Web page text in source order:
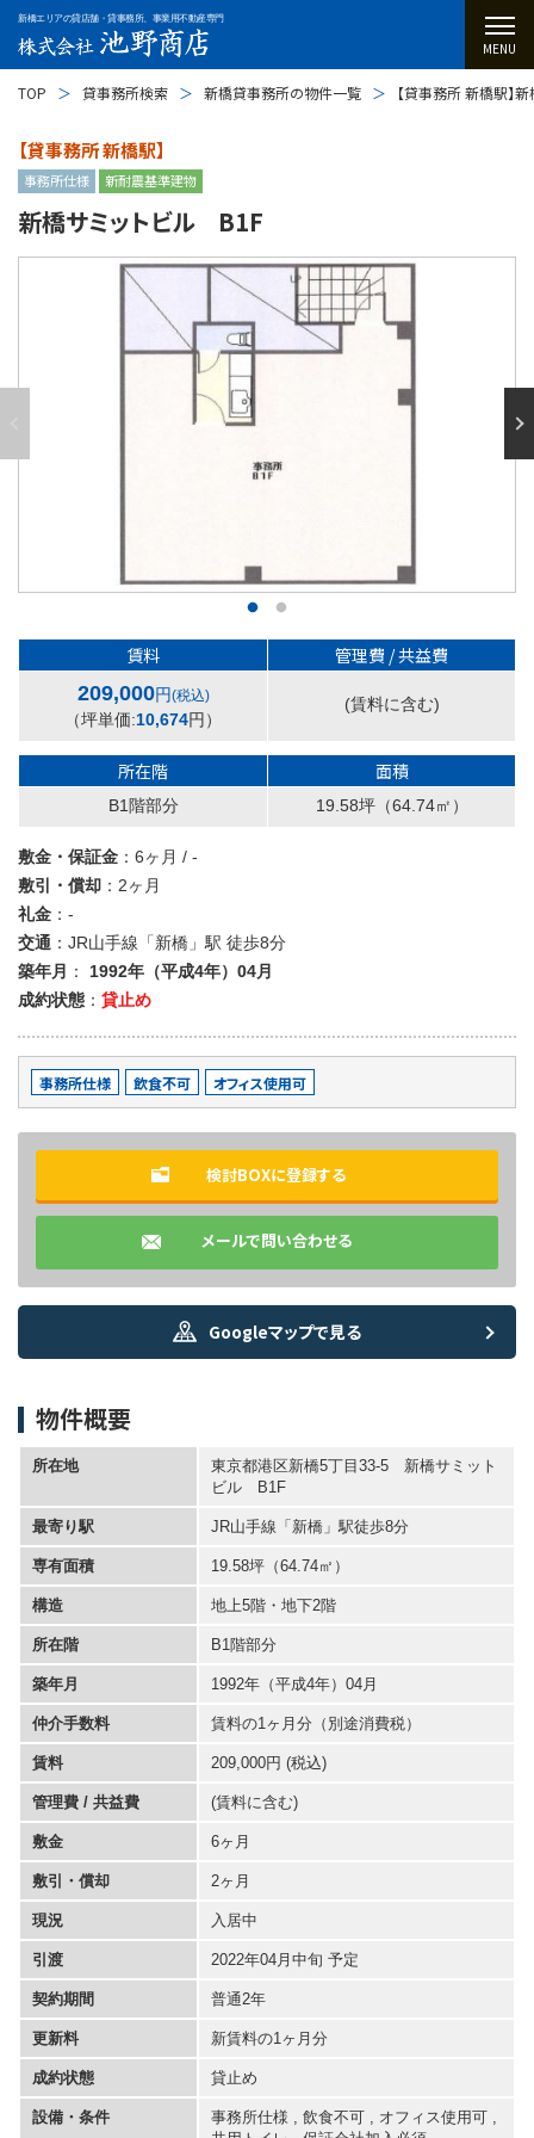
新橋エリアの貸店舗・貸事務所、事業用不動産専門
MENU
TOP 貸事務所検索 新橋貸事務所の物件一覧 【貸事務所 新橋駅】
【貸事務所 新橋駅】
事務所仕様 新耐震基準建物
新橋サミットビル B1F
賃料
管理費 / 共益費
209,000円(税込)
（坪単価:10,674円）
(賃料に含む)
所在階 面積
B1階部分 19.58坪（64.74㎡）
敷金・保証金 ：6ヶ月 / -
敷引・償却 ：2ヶ月
礼金 ：-
交通 ：JR山手線「新橋」駅 徒歩8分
築年月
： 1992年（平成4年）04月
成約状態 ： 貸止め
事務所仕様 飲食不可 オフィス使用可
検討BOXに登録する
メールで問い合わせる
Googleマップで見る
物件概要
所在地
東京都港区新橋5丁目33-5 新橋サミット
ビル B1F
最寄り駅 JR山手線「新橋」駅徒歩8分
専有面積 19.58坪 （64.74㎡）
構造 地上5階・地下2階
所在階 B1階部分
築年月 1992年（平成4年）04月
仲介手数料 賃料の1ヶ月分（別途消費税）
賃料 209,000円 (税込)
管理費 / 共益費 (賃料に含む)
敷金 6ヶ月
敷引・償却 2ヶ月
現況 入居中
引渡 2022年04月中旬 予定
契約期間 普通2年
更新料 新賃料の1ヶ月分
成約状態 貸止め
設備・条件
事務所仕様 , 飲食不可 , オフィス使用可 ,